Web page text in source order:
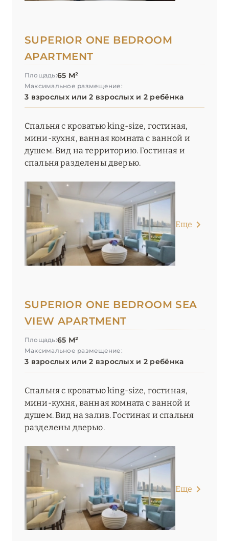
SUPERIOR ONE BEDROOM
APARTMENT
Площадь:65 М²
Максимальное размещение:
3 взрослых или 2 взрослых и 2 ребёнка
Спальня с кроватью king-size, гостиная,
мини-кухня, ванная комната с ванной и
душем. Вид на территорию. Гостиная и
спальня разделены дверью.
Еще
SUPERIOR ONE BEDROOM SEA
VIEW APARTMENT
Площадь:65 М²
Максимальное размещение:
3 взрослых или 2 взрослых и 2 ребёнка
Спальня с кроватью king-size, гостиная,
мини-кухня, ванная комната с ванной и
душем. Вид на залив. Гостиная и спальня
разделены дверью.
Еще